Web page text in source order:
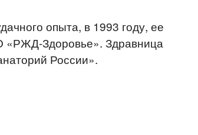
опыта, в 1993 году, ее
«РЖД-Здоровье». Здравница
России».